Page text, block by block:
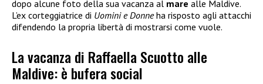
dopo alcune foto della sua vacanza al mare alle Maldive.
L’ex corteggiatrice di Uomini e Donneha risposto agli attacchi
difendendo la propria libertà di mostrarsi come vuole.
La vacanza di Raffaella Scuotto alle
Maldive: è bufera social